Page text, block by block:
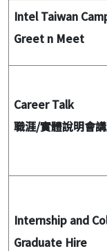
Intel Taiwan
Greet n Meet
Career Talk
職涯/實體說明會
Internship and
Graduate Hire